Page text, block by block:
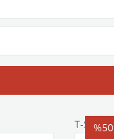
T-Shirt
%50